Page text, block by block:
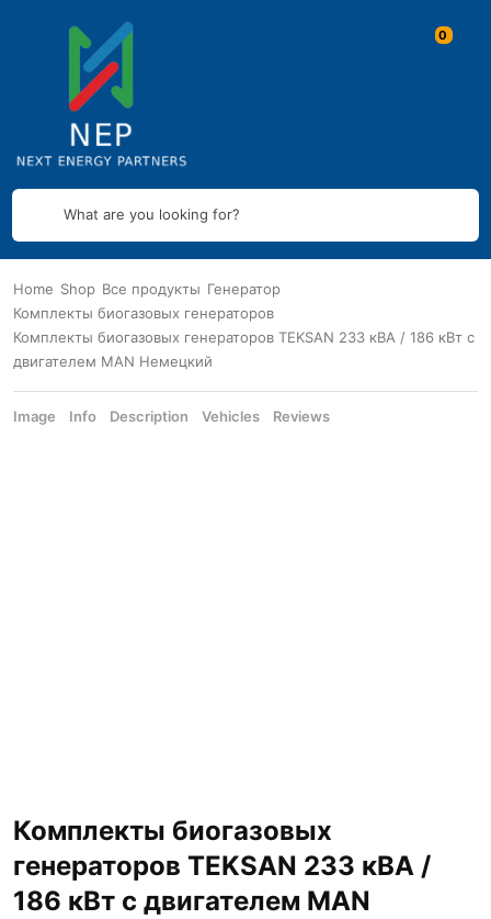
What are you looking for?
Home Shop Все продукты Генератор
Комплекты биогазовых генераторов
Комплекты биогазовых генераторов TEKSAN 233 кВА / 186 кВт с
двигателем MAN Немецкий
Image Info Description Vehicles Reviews
Комплекты биогазовых
генераторов TEKSAN 233 кВА /
186 кВт с двигателем MAN